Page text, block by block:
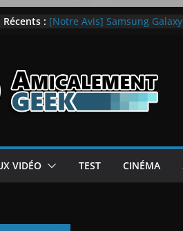
Récents : [Notre Avis] Samsung
[Notre Avis] Spy x Family:
LEGO dévoile la LEGO
VIDÉO TEST CINÉMA